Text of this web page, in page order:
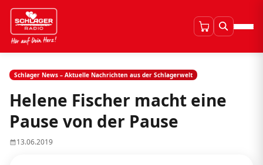
Schlager News – Aktuelle Nachrichten aus der Schlagerwelt
Helene Fischer macht eine
Pause von der Pause
13.06.2019